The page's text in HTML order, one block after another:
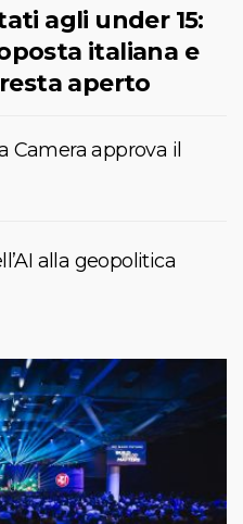
agli under 15:
italiana e
aperto
Camera approva il
alla geopolitica